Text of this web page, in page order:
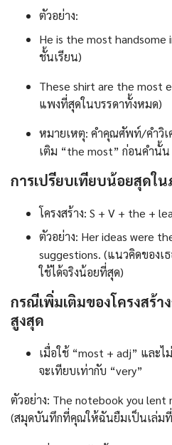
ตัวอย่าง:
He is the most handsome
ชั้นเรียน)
These shirt are the most
แพงที่สุดในบรรดาทั้งหมด)
หมายเหตุ: คำคุณศัพท์/คำวิ
เติม “the most” ก่อนคำนั้น
การเปรียบเทียบน้อยสุดใ
โครงสร้าง: S + V + the +
ตัวอย่าง: Her ideas were
suggestions. (แนวคิดของ
ใช้ได้จริงน้อยที่สุด)
กรณีเพิ่มเติมของโครงสร้า
สูงสุด
เมื่อใช้ “most + adj” และ
จะเทียบเท่ากับ “very”
ตัวอย่าง: The notebook you lent
(สมุดบันทึกที่คุณให้ฉันยืมเป็นเล่ม